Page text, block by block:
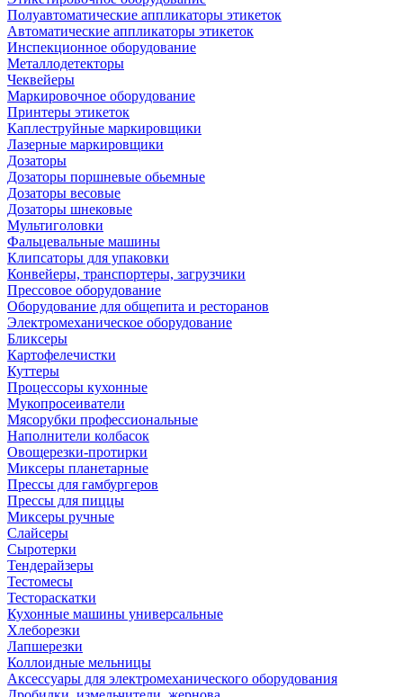
Полуавтоматические аппликаторы этикеток
Автоматические аппликаторы этикеток
Инспекционное оборудование
Металлодетекторы
Чеквейеры
Маркировочное оборудование
Принтеры этикеток
Каплеструйные маркировщики
Лазерные маркировщики
Дозаторы
Дозаторы поршневые обьемные
Дозаторы весовые
Дозаторы шнековые
Мультиголовки
Фальцевальные машины
Клипсаторы для упаковки
Конвейеры, транспортеры, загрузчики
Прессовое оборудование
Оборудование для общепита и ресторанов
Электромеханическое оборудование
Бликсеры
Картофелечистки
Куттеры
Процессоры кухонные
Мукопросеиватели
Мясорубки профессиональные
Наполнители колбасок
Овощерезки-протирки
Миксеры планетарные
Прессы для гамбургеров
Прессы для пиццы
Миксеры ручные
Слайсеры
Сыротерки
Тендерайзеры
Тестомесы
Тестораскатки
Кухонные машины универсальные
Хлеборезки
Лапшерезки
Коллоидные мельницы
Аксессуары для электромеханического оборудования